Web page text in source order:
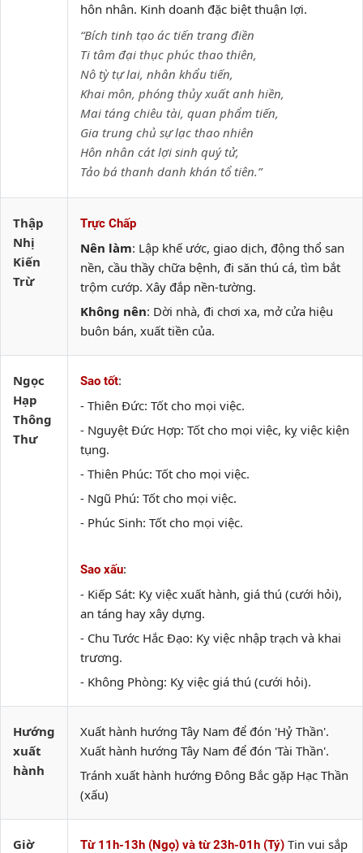
hôn nhân. Kinh doanh đặc biệt thuận lợi.
“Bích tinh tạo ác tiến trang điền
Ti tâm đại thục phúc thao thiên,
Nô tỳ tự lai, nhân khẩu tiến,
Khai môn, phóng thủy xuất anh hiền,
Mai táng chiêu tài, quan phẩm tiến,
Gia trung chủ sự lạc thao nhiên
Hôn nhân cát lợi sinh quý tử,
Tảo bá thanh danh khán tổ tiên.”
Thập
Nhị
Kiến
Trừ
Trực Chấp
Nên làm: Lập khế ước, giao dịch, động thổ san
nền, cầu thầy chữa bệnh, đi săn thú cá, tìm bắt
trộm cướp. Xây đắp nền-tường.
Không nên: Dời nhà, đi chơi xa, mở cửa hiệu
buôn bán, xuất tiền của.
Ngọc
Hạp
Thông
Thư
Sao tốt:
- Thiên Đức: Tốt cho mọi việc.
- Nguyệt Đức Hợp: Tốt cho mọi việc, kỵ việc kiện
tụng.
- Thiên Phúc: Tốt cho mọi việc.
- Ngũ Phú: Tốt cho mọi việc.
- Phúc Sinh: Tốt cho mọi việc.
Sao xấu:
- Kiếp Sát: Kỵ việc xuất hành, giá thú (cưới hỏi),
an táng hay xây dựng.
- Chu Tước Hắc Đạo: Kỵ việc nhập trạch và khai
trương.
- Không Phòng: Kỵ việc giá thú (cưới hỏi).
Hướng
xuất
hành
Xuất hành hướng Tây Nam để đón 'Hỷ Thần'.
Xuất hành hướng Tây Nam để đón 'Tài Thần'.
Tránh xuất hành hướng Đông Bắc gặp Hạc Thần
(xấu)
Giờ
Từ 11h-13h (Ngọ) và từ 23h-01h (Tý) Tin vui sắp